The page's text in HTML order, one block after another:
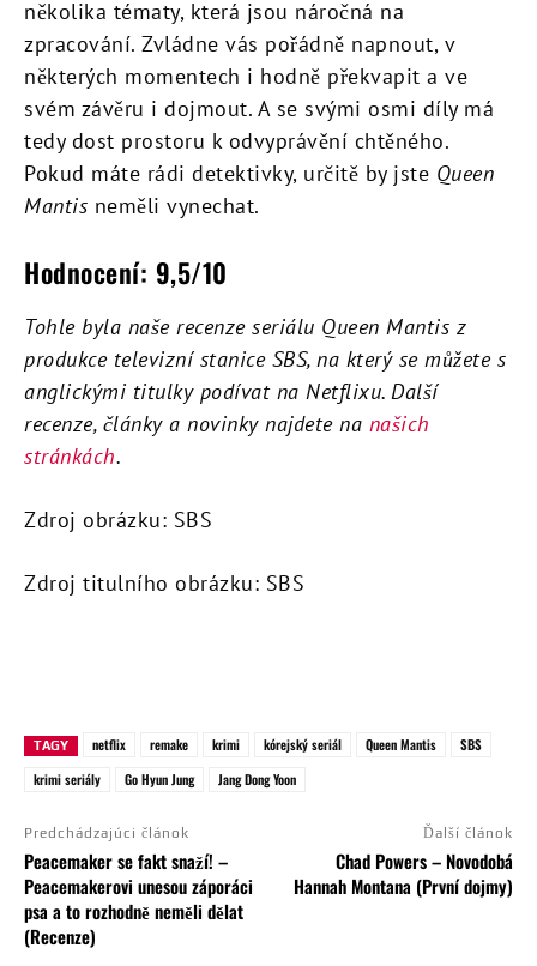
několika tématy, která jsou náročná na
zpracování. Zvládne vás pořádně napnout, v
některých momentech i hodně překvapit a ve
svém závěru i dojmout. A se svými osmi díly má
tedy dost prostoru k odvyprávění chtěného.
Pokud máte rádi detektivky, určitě by jste Queen
Mantis neměli vynechat.
Hodnocení: 9,5/10
Tohle byla naše recenze seriálu Queen Mantis z
produkce televizní stanice SBS, na který se můžete s
anglickými titulky podívat na Netflixu. Další
recenze, články a novinky najdete na našich
stránkách.
Zdroj obrázku: SBS
Zdroj titulního obrázku: SBS
TAGY netflix remake krimi kórejský seriál Queen Mantis
SBS
krimi seriály
Go Hyun Jung Jang Dong Yoon
Predchádzajúci článok
Peacemaker se fakt snaží! –
Peacemakerovi unesou záporáci
psa a to rozhodně neměli dělat
(Recenze)
Ďalší článok
Chad Powers – Novodobá
Hannah Montana (První dojmy)